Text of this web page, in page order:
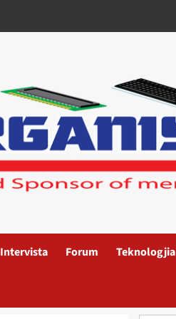
Intervista Forum Teknologjia